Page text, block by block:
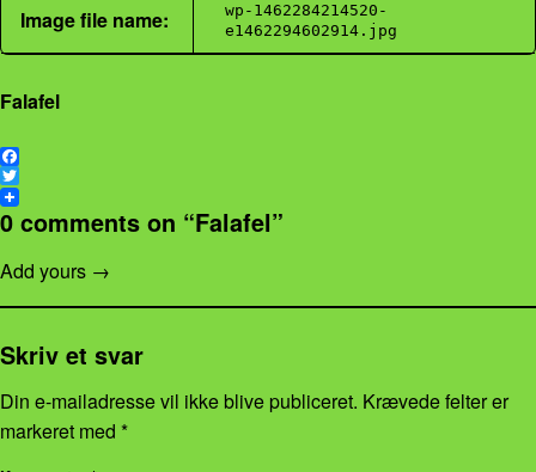
Image file name:
wp-1462284214520-
e1462294602914.jpg
Falafel
F
a
c
e
o
k
T
w
i
t
r
0 comments on “Falafel”
Add yours →
Skriv et svar
Din e-mailadresse vil ikke blive publiceret. Krævede felter er
markeret med *